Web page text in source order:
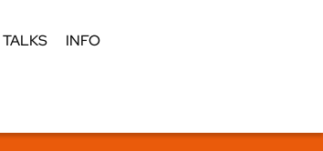
TALKS INFO